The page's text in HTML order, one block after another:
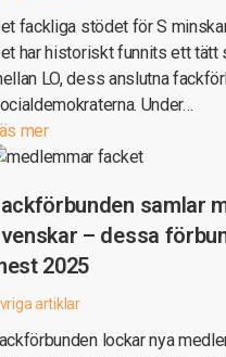
fackliga stödet för S
har historiskt funnits ett tätt
LO, dess anslutna
Under…
mer
samlar
– dessa
2025
artiklar
lockar nya